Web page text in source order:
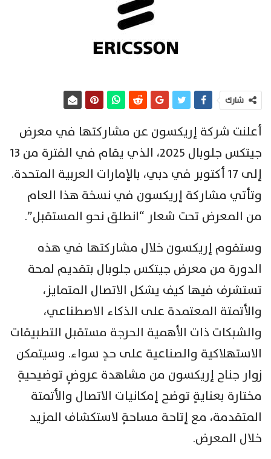
شارك
أعلنت شركة إريكسون عن مشاركتها في معرض
جيتكس جلوبال 2025، الذي يقام في الفترة من 13
إلى 17 أكتوبر في دبي، بالإمارات العربية المتحدة.
وتأتي مشاركة إريكسون في نسخة هذا العام
من المعرض تحت شعار “انطلق نحو المستقبل”.
وستقوم إريكسون خلال مشاركتها في هذه
الدورة من معرض جيتكس جلوبال بتقديم لمحة
تستشرف فيها كيف يشكل الاتصال المتمايز،
والأتمتة المعتمدة على الذكاء الاصطناعي،
والشبكات ذات الأهمية الحرجة مستقبل التطبيقات
الاستهلاكية والصناعية على حدٍ سواء. وسيتمكن
زوار جناح إريكسون من مشاهدة عروضٍ توضيحيةٍ
مختارة بعنايةٍ توضح إمكانيات الاتصال والأتمتة
المتقدمة، مع إتاحة مساحةٍ لاستكشاف المزيد
خلال المعرض.